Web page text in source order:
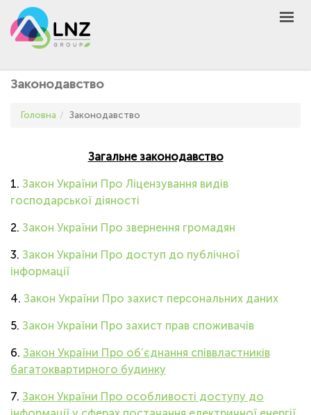
GROUP
AGRO
PRODUCT
UNIVERSEED
КОНТАКТИ
ІНШЕ
КУПИТИ
Законодавство
Головна Законодавство
Загальне законодавство
1. Закон України Про Ліцензування видів
господарської діяності
2. Закон України Про звернення громадян
3. Закон України Про доступ до публічної
інформації
4. Закон України Про захист персональних даних
5. Закон України Про захист прав споживачів
6. Закон України Про об’єднання співвластників
багатоквартирного будинку
7. Закон України Про особливості доступу до